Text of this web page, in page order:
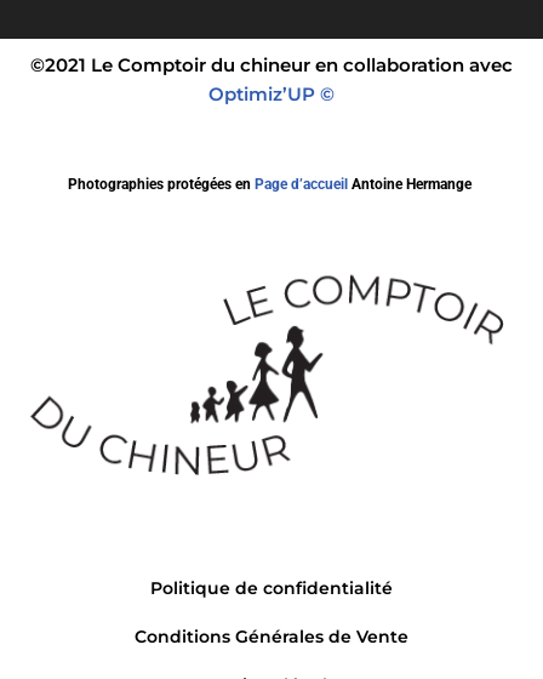
©2021 Le Comptoir du chineur en collaboration avec
Optimiz’UP ©
Photographies protégées en Page d’accueil Antoine Hermange
Politique de confidentialité
Conditions Générales de Vente